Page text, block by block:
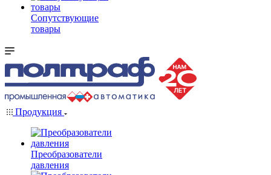
Сопутствующие
товары
Продукция
Преобразователи
давления